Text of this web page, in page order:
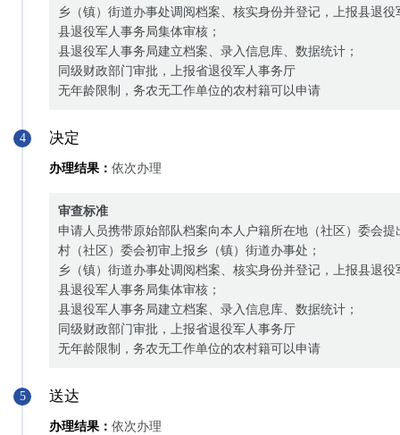
乡（镇）街道办事处调阅档案、核实身份并登记，上报县退役
县退役军人事务局集体审核；
县退役军人事务局建立档案、录入信息库、数据统计；
同级财政部门审批，上报省退役军人事务厅
无年龄限制，务农无工作单位的农村籍可以申请
4 决定
办理结果： 依次办理
审查标准
申请人员携带原始部队档案向本人户籍所在地（社区）委会提
村（社区）委会初审上报乡（镇）街道办事处；
乡（镇）街道办事处调阅档案、核实身份并登记，上报县退役
县退役军人事务局集体审核；
县退役军人事务局建立档案、录入信息库、数据统计；
同级财政部门审批，上报省退役军人事务厅
无年龄限制，务农无工作单位的农村籍可以申请
5 送达
办理结果： 依次办理